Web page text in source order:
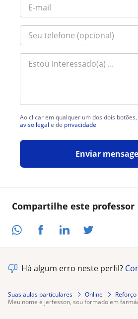
Compartilhe este professor
Ao clicar em qualquer um dos dois
aviso legal e de privacidade
Enviar
Há algum erro neste perfil?
Suas aulas particulares Online
meu nome é jerfesson, sou formado em